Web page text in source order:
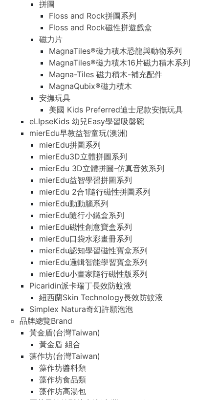
拼圖
Floss and Rock拼圖系列
Floss and Rock磁性拼遊戲盒
磁力片
MagnaTiles®磁力積木恐龍與動物系列
MagnaTiles®磁力積木16片磁力積木系列
Magna-Tiles 磁力積木-補充配件
MagnaQubix®磁力積木
安撫玩具
美國 Kids Preferred迪士尼款安撫玩具
eLIpseKids 幼兒Easy學習吸盤碗
mierEdu早教益智童玩(澳洲)
mierEdu拼圖系列
mierEdu3D立體拼圖系列
mierEdu 3D立體拼圖-仿真音效系列
mierEdu益智學習拼圖系列
mierEdu 2合1隨行磁性拼圖系列
mierEdu動動腦系列
mierEdu隨行小鐵盒系列
mierEdu磁性創意寶盒系列
mierEdu口袋水彩畫冊系列
mierEdu認知學習磁性寶盒系列
mierEdu邏輯智能學習寶盒系列
mierEdu小畫家隨行磁性版系列
Picaridin派卡瑞丁長效防蚊液
紐西蘭Skin Technology長效防蚊液
Simplex Natura奇幻許願泡泡
品牌總覽Brand
黃金盾(台灣Taiwan)
黃金盾 組合
藻作坊(台灣Taiwan)
藻作坊醬料類
藻作坊食品類
藻作坊高湯包